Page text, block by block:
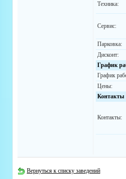
Техника:
Сервис:
Парковка:
Дисконт:
График
График
Цены:
Контакты
Контакты:
Вернуться к списку заведений